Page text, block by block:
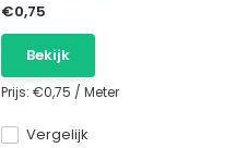
Vergelijk
€0,75
Bekijk
Prijs: €0,75 / Meter